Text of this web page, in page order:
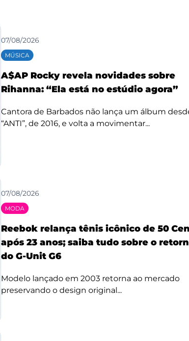
07/08/2026
MÚSICA
A$AP Rocky revela novidades sobre
Rihanna: “Ela está no estúdio agora”
Cantora de Barbados não lança um álbum
“ANTI”, de 2016, e volta a movimentar...
07/08/2026
MODA
Reebok relança tênis icônico de 50
após 23 anos; saiba tudo sobre o
do G-Unit G6
Modelo lançado em 2003 retorna ao mercado
preservando o design original...